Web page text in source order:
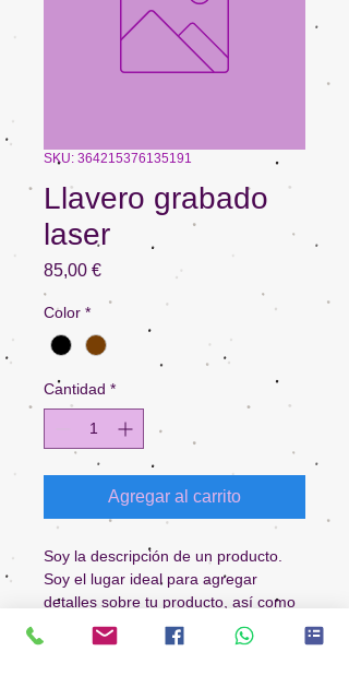
SKU: 364215376135191
Llavero grabado
laser
85,00 €Precio
Color *
Cantidad *
Agregar al carrito
Soy la descripción de un producto.
Soy el lugar ideal para agregar
detalles sobre tu producto, así como
tamaño, materiales, instrucciones de
cuidado y de limpieza.